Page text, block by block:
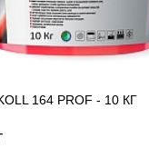
164 PROF - 10 КГ